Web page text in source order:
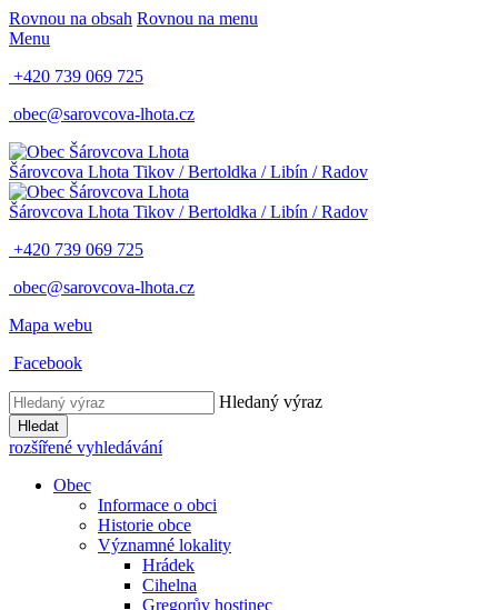
Rovnou na obsah Rovnou na menu
Menu
+420 739 069 725
obec@sarovcova-lhota.cz
Šárovcova Lhota Tikov / Bertoldka / Libín / Radov
Šárovcova Lhota Tikov / Bertoldka / Libín / Radov
+420 739 069 725
obec@sarovcova-lhota.cz
Mapa webu
Facebook
Hledaný výraz
Hledat
rozšířené vyhledávání
Obec
Informace o obci
Historie obce
Významné lokality
Hrádek
Cihelna
Gregorův hostinec